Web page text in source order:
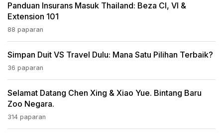
Panduan Insurans Masuk Thailand: Beza CI, VI &
Extension 101
88 paparan
Simpan Duit VS Travel Dulu: Mana Satu Pilihan Terbaik?
36 paparan
Selamat Datang Chen Xing & Xiao Yue. Bintang Baru
Zoo Negara.
314 paparan